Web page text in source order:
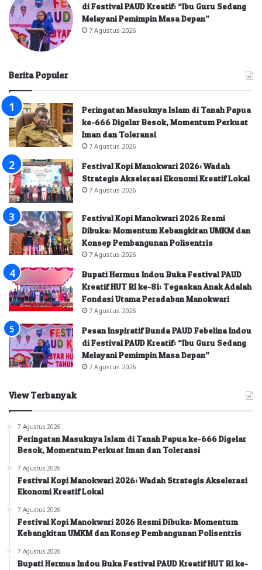
di Festival PAUD Kreatif: “Ibu Guru Sedang
Melayani Pemimpin Masa Depan”
7 Agustus 2026
Berita Populer
Peringatan Masuknya Islam di Tanah Papua
ke-666 Digelar Besok, Momentum Perkuat
Iman dan Toleransi
7 Agustus 2026
Festival Kopi Manokwari 2026: Wadah
Strategis Akselerasi Ekonomi Kreatif Lokal
7 Agustus 2026
Festival Kopi Manokwari 2026 Resmi
Dibuka: Momentum Kebangkitan UMKM dan
Konsep Pembangunan Polisentris
7 Agustus 2026
Bupati Hermus Indou Buka Festival PAUD
Kreatif HUT RI ke-81: Tegaskan Anak Adalah
Fondasi Utama Peradaban Manokwari
7 Agustus 2026
Pesan Inspiratif Bunda PAUD Febelina Indou
di Festival PAUD Kreatif: “Ibu Guru Sedang
Melayani Pemimpin Masa Depan”
7 Agustus 2026
View Terbanyak
7 Agustus 2026
Peringatan Masuknya Islam di Tanah Papua ke-666 Digelar
Besok, Momentum Perkuat Iman dan Toleransi
7 Agustus 2026
Festival Kopi Manokwari 2026: Wadah Strategis Akselerasi
Ekonomi Kreatif Lokal
7 Agustus 2026
Festival Kopi Manokwari 2026 Resmi Dibuka: Momentum
Kebangkitan UMKM dan Konsep Pembangunan Polisentris
7 Agustus 2026
Bupati Hermus Indou Buka Festival PAUD Kreatif HUT RI ke-